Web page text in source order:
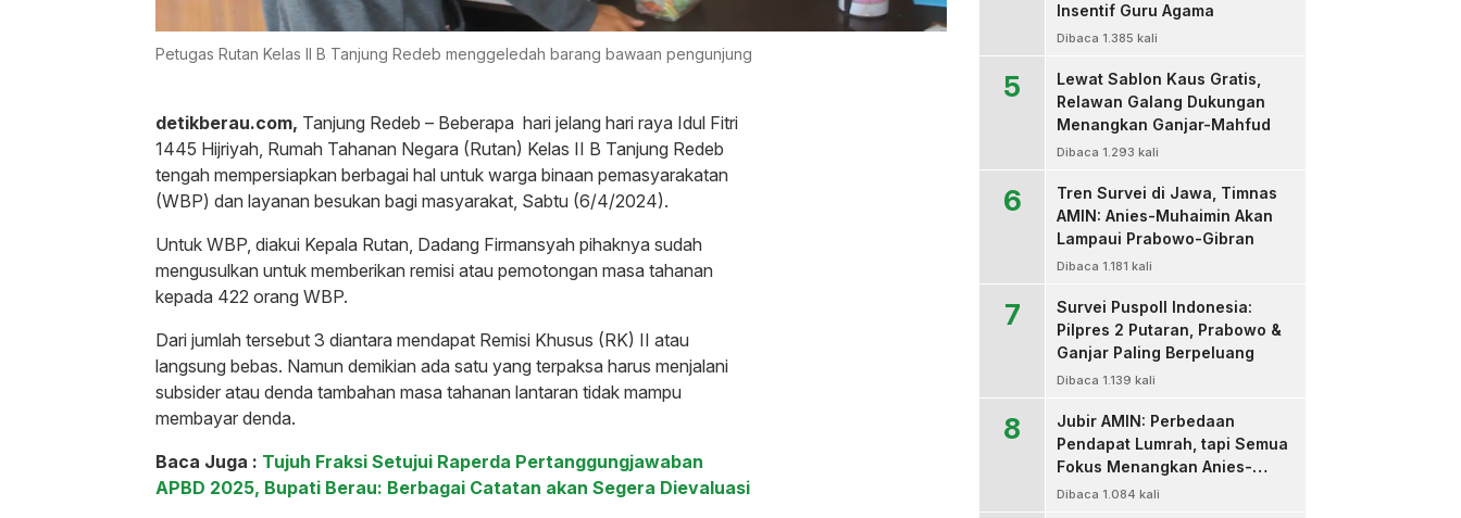
Petugas Rutan Kelas II B Tanjung Redeb menggeledah barang bawaan pengunjung
detikberau.com, Tanjung Redeb – Beberapa hari jelang hari raya Idul Fitri
1445 Hijriyah, Rumah Tahanan Negara (Rutan) Kelas II B Tanjung Redeb
tengah mempersiapkan berbagai hal untuk warga binaan pemasyarakatan
(WBP) dan layanan besukan bagi masyarakat, Sabtu (6/4/2024).
Untuk WBP, diakui Kepala Rutan, Dadang Firmansyah pihaknya sudah
mengusulkan untuk memberikan remisi atau pemotongan masa tahanan
kepada 422 orang WBP.
Dari jumlah tersebut 3 diantara mendapat Remisi Khusus (RK) II atau
langsung bebas. Namun demikian ada satu yang terpaksa harus menjalani
subsider atau denda tambahan masa tahanan lantaran tidak mampu
membayar denda.
Baca Juga : Tujuh Fraksi Setujui Raperda Pertanggungjawaban
APBD 2025, Bupati Berau: Berbagai Catatan akan Segera Dievaluasi
Insentif Guru Agama
Dibaca 1.385 kali
5
Lewat Sablon Kaus Gratis,
Relawan Galang Dukungan
Menangkan Ganjar-Mahfud
Dibaca 1.293 kali
6
Tren Survei di Jawa, Timnas
AMIN: Anies-Muhaimin Akan
Lampaui Prabowo-Gibran
Dibaca 1.181 kali
7
Survei Puspoll Indonesia:
Pilpres 2 Putaran, Prabowo &
Ganjar Paling Berpeluang
Dibaca 1.139 kali
8
Jubir AMIN: Perbedaan
Pendapat Lumrah, tapi Semua
Fokus Menangkan Anies-
Muhaimin
Dibaca 1.084 kali